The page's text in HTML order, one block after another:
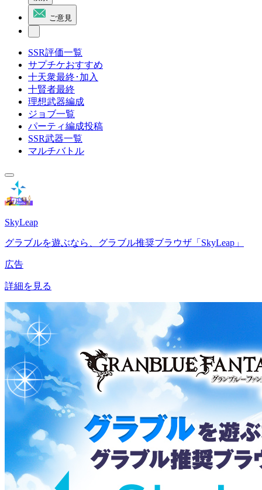
ご意見
SSR評価一覧
サプチケおすすめ
十天衆最終･加入
十賢者最終
理想武器編成
ジョブ一覧
パーティ編成投稿
SSR武器一覧
マルチバトル
SkyLeap
グラブルを遊ぶなら、グラブル推奨ブラウザ「SkyLeap」
広告
詳細を見る